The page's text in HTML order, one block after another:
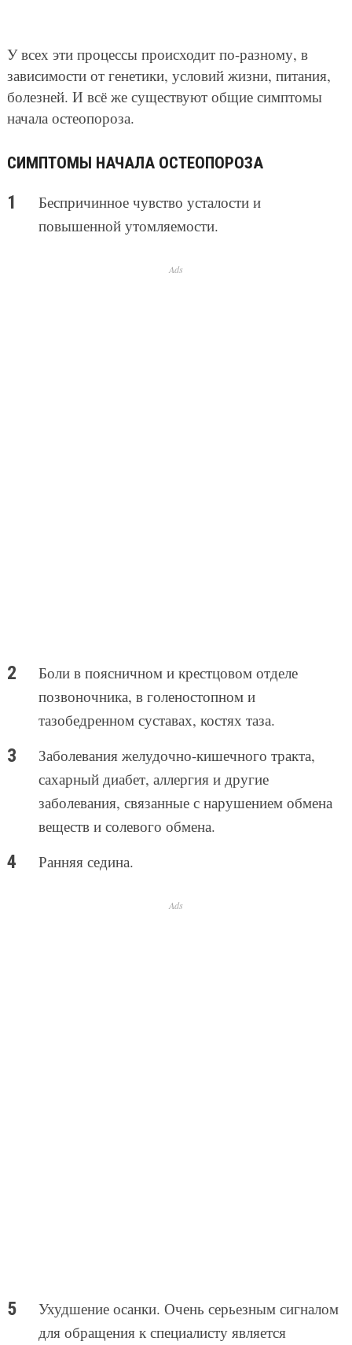
У всех эти процессы происходит по-разному, в
зависимости от генетики, условий жизни, питания,
болезней. И всё же существуют общие симптомы
начала остеопороза.
СИМПТОМЫ НАЧАЛА ОСТЕОПОРОЗА
Беспричинное чувство усталости и
повышенной утомляемости.
Ads
Боли в поясничном и крестцовом отделе
позвоночника, в голеностопном и
тазобедренном суставах, костях таза.
Заболевания желудочно-кишечного тракта,
сахарный диабет, аллергия и другие
заболевания, связанные с нарушением обмена
веществ и солевого обмена.
Ранняя седина.
Ads
Ухудшение осанки. Очень серьезным сигналом
для обращения к специалисту является